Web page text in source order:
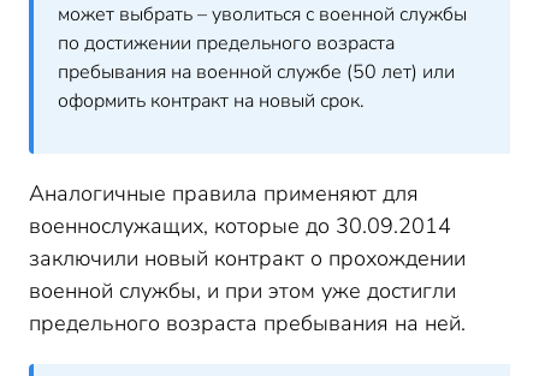
может выбрать – уволиться с военной службы
по достижении предельного возраста
пребывания на военной службе (50 лет) или
оформить контракт на новый срок.
Аналогичные правила применяют для
военнослужащих, которые до 30.09.2014
заключили новый контракт о прохождении
военной службы, и при этом уже достигли
предельного возраста пребывания на ней.